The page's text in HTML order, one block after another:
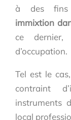
à des fins
immixtion
ce dernier,
d’occupation.
Tel est le
contraint
instruments
local